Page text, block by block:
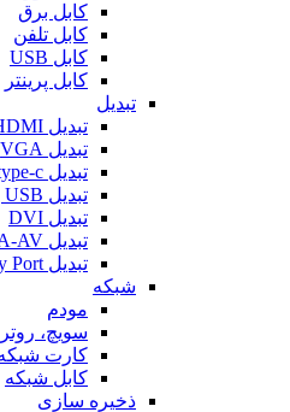
کابل برق
کابل تلفن
کابل USB
کابل پرینتر
تبدیل
تبدیل HDMI
تبدیل VGA
تبدیل type-c
تبدیل USB به LAN
تبدیل DVI
تبدیل RCA-AV
تبدیل Display Port
شبکه
مودم
سویچ،
کارت
کابل شبکه
ذخیره سازی